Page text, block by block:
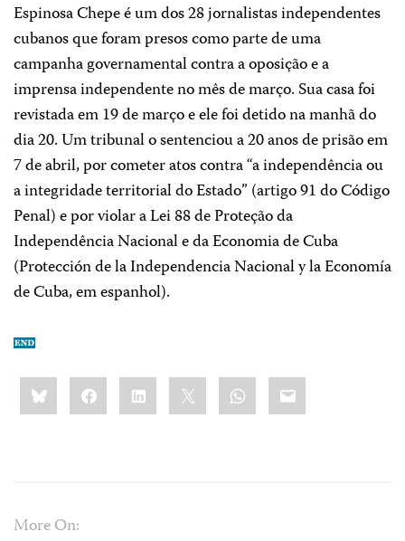
Espinosa Chepe é um dos 28 jornalistas independentes
cubanos que foram presos como parte de uma
campanha governamental contra a oposição e a
imprensa independente no mês de março. Sua casa foi
revistada em 19 de março e ele foi detido na manhã do
dia 20. Um tribunal o sentenciou a 20 anos de prisão em
7 de abril, por cometer atos contra “a independência ou
a integridade territorial do Estado” (artigo 91 do Código
Penal) e por violar a Lei 88 de Proteção da
Independência Nacional e da Economia de Cuba
(Protección de la Independencia Nacional y la Economía
de Cuba, em espanhol).
Share
this:BlueskyFacebookLinkedIn WhatsApp
Email
More On: